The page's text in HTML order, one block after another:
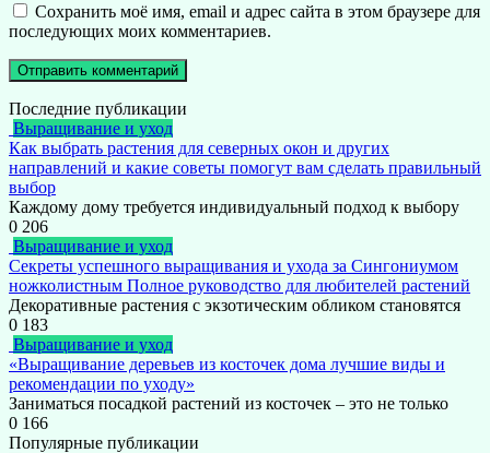
Сохранить моё имя, email и адрес сайта в этом браузере для
последующих моих комментариев.
Последние публикации
Выращивание и уход
Как выбрать растения для северных окон и других
направлений и какие советы помогут вам сделать правильный
выбор
Каждому дому требуется индивидуальный подход к выбору
0 206
Выращивание и уход
Секреты успешного выращивания и ухода за Сингониумом
ножколистным Полное руководство для любителей растений
Декоративные растения с экзотическим обликом становятся
0 183
Выращивание и уход
«Выращивание деревьев из косточек дома лучшие виды и
рекомендации по уходу»
Заниматься посадкой растений из косточек – это не только
0 166
Популярные публикации